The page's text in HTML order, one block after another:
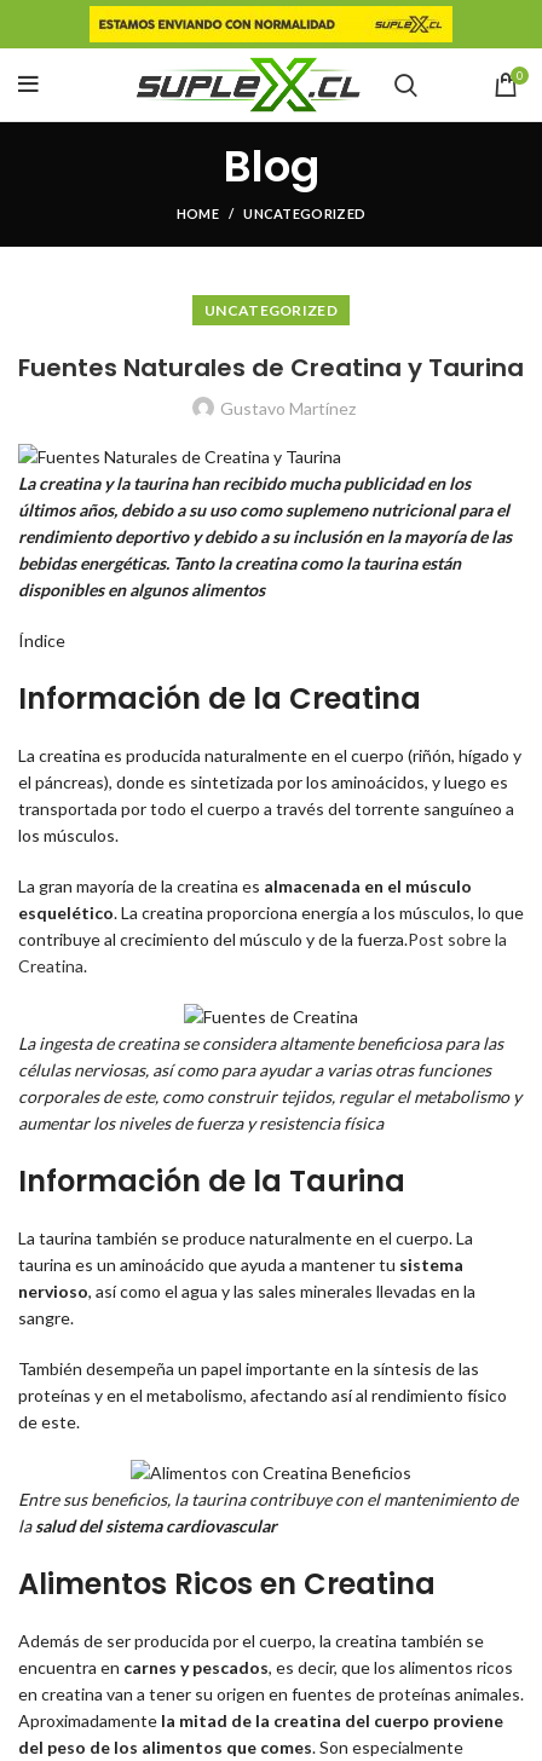
0
Blog
HOME UNCATEGORIZED
UNCATEGORIZED
Fuentes Naturales de Creatina y Taurina
Gustavo Martínez
La creatina y la taurina han recibido mucha publicidad en los
últimos años, debido a su uso como suplemeno nutricional para el
rendimiento deportivo y debido a su inclusión en la mayoría de las
bebidas energéticas. Tanto la creatina como la taurina están
disponibles en algunos alimentos
Índice
Información de la Creatina
La creatina es producida naturalmente en el cuerpo (riñón, hígado y
el páncreas), donde es sintetizada por los aminoácidos, y luego es
transportada por todo el cuerpo a través del torrente sanguíneo a
los músculos.
La gran mayoría de la creatina es almacenada en el músculo
esquelético. La creatina proporciona energía a los músculos, lo que
contribuye al crecimiento del músculo y de la fuerza.Post sobre la
Creatina.
La ingesta de creatina se considera altamente beneficiosa para las
células nerviosas, así como para ayudar a varias otras funciones
corporales de este, como construir tejidos, regular el metabolismo y
aumentar los niveles de fuerza y resistencia física
Información de la Taurina
La taurina también se produce naturalmente en el cuerpo. La
taurina es un aminoácido que ayuda a mantener tu sistema
nervioso, así como el agua y las sales minerales llevadas en la
sangre.
También desempeña un papel importante en la síntesis de las
proteínas y en el metabolismo, afectando así al rendimiento físico
de este.
Entre sus beneficios, la taurina contribuye con el mantenimiento de
lasalud del sistema cardiovascular
Alimentos Ricos en Creatina
Además de ser producida por el cuerpo, la creatina también se
encuentra en carnes y pescados, es decir, que los alimentos ricos
en creatina van a tener su origen en fuentes de proteínas animales.
Aproximadamente la mitad de la creatina del cuerpo proviene
del peso de los alimentos que comes. Son especialmente